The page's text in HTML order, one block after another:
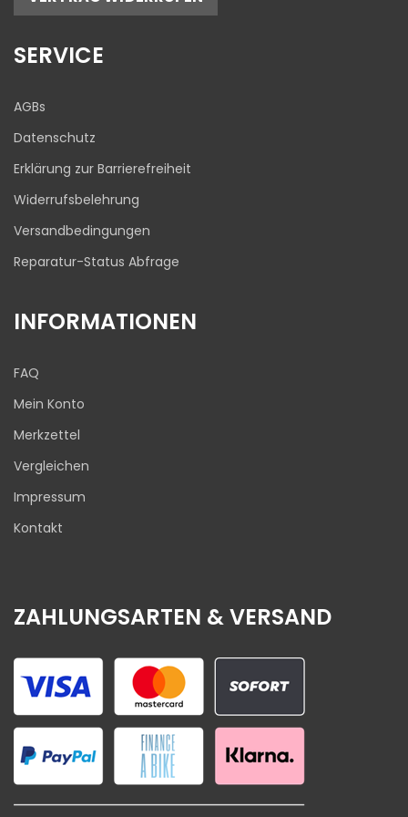
Bewertungen von
1
anderen Quelle
SERVICE
AGBs
Datenschutz
Erklärung zur Barrierefreiheit
Widerrufsbelehrung
Versandbedingungen
Reparatur-Status Abfrage
INFORMATIONEN
FAQ
Mein Konto
Merkzettel
Vergleichen
Impressum
Kontakt
ZAHLUNGSARTEN & VERSAND